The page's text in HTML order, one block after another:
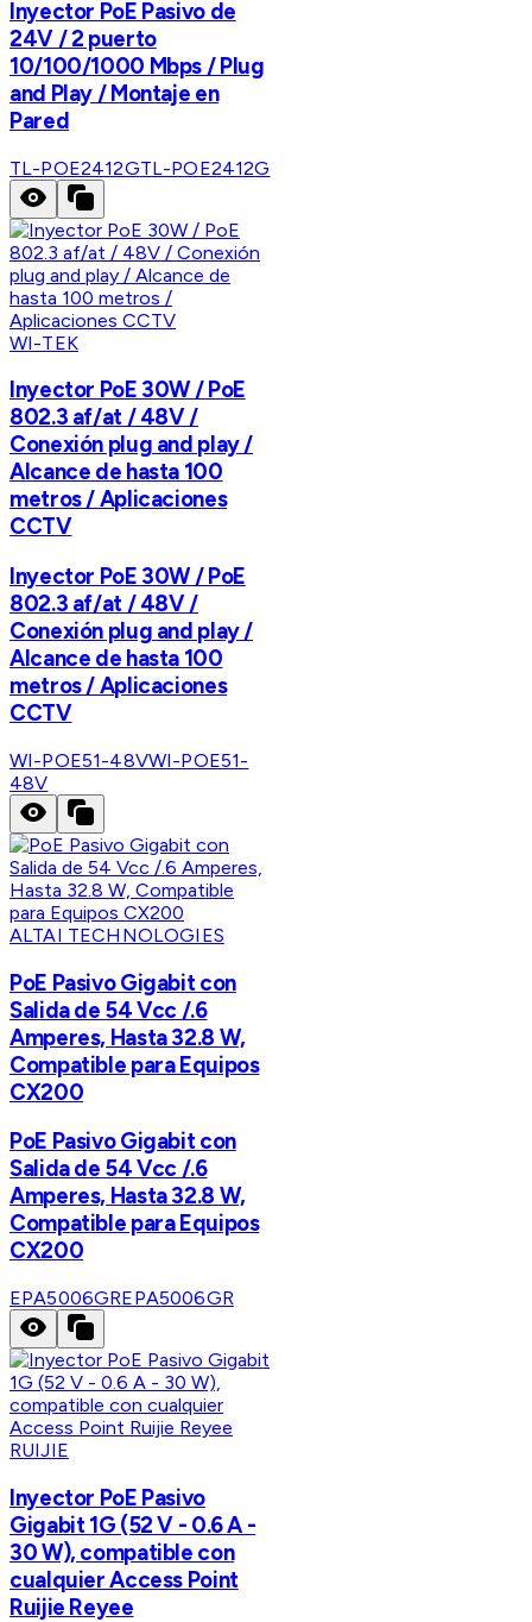
Inyector PoE Pasivo de
24V / 2 puerto
10/100/1000 Mbps / Plug
and Play / Montaje en
Pared
TL-POE2412GTL-POE2412G
WI-TEK
Inyector PoE 30W / PoE
802.3 af/at / 48V /
Conexión plug and play /
Alcance de hasta 100
metros / Aplicaciones
CCTV
Inyector PoE 30W / PoE
802.3 af/at / 48V /
Conexión plug and play /
Alcance de hasta 100
metros / Aplicaciones
CCTV
WI-POE51-48VWI-POE51-
48V
ALTAI TECHNOLOGIES
PoE Pasivo Gigabit con
Salida de 54 Vcc /.6
Amperes, Hasta 32.8 W,
Compatible para Equipos
CX200
PoE Pasivo Gigabit con
Salida de 54 Vcc /.6
Amperes, Hasta 32.8 W,
Compatible para Equipos
CX200
EPA5006GREPA5006GR
RUIJIE
Inyector PoE Pasivo
Gigabit 1G (52 V - 0.6 A -
30 W), compatible con
cualquier Access Point
Ruijie Reyee